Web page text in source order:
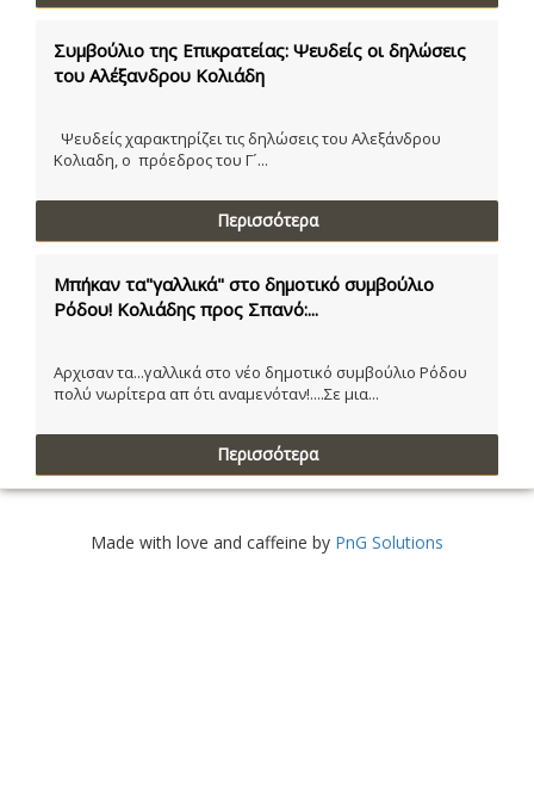
Συμβούλιο της Επικρατείας: Ψευδείς οι δηλώσεις
του Αλέξανδρου Κολιάδη
Ψευδείς χαρακτηρίζει τις δηλώσεις του Αλεξάνδρου
Κολιαδη, ο πρόεδρος του Γ´...
Περισσότερα
Μπήκαν τα"γαλλικά" στο δημοτικό συμβούλιο
Ρόδου! Κολιάδης προς Σπανό:...
Αρχισαν τα...γαλλικά στο νέο δημοτικό συμβούλιο Ρόδου
πολύ νωρίτερα απ ότι αναμενόταν!....Σε μια...
Περισσότερα
Made with love and caffeine by PnG Solutions